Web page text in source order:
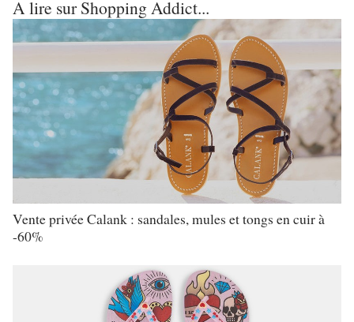
A lire sur Shopping Addict...
Vente privée Calank : sandales, mules et tongs en cuir à
-60%